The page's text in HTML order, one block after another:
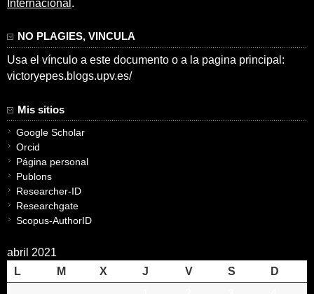
Internacional .
NO PLAGIES, VINCULA
Usa el vínculo a este documento o a la pagina principal:
victoryepes.blogs.upv.es/
Mis sitios
Google Scholar
Orcid
Página personal
Publons
Researcher-ID
Researchgate
Scopus-AuthorID
abril 2021
L
M X J V S
D